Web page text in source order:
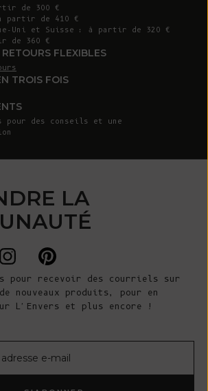
de 300 €
partir de 410 €
Uni et Suisse : à partir de 320 €
de 360 €
FLEXIBLES
TROIS FOIS
pour des conseils et une
LA
pour recevoir des courriels sur
nouveaux produits, pour en
L'Envers et plus encore !